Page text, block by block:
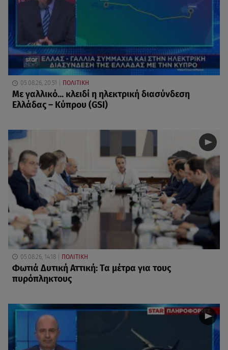
05.08.26, 20:51 ΠΟΛΙΤΙΚΗ
Με γαλλικό... κλειδί η ηλεκτρική διασύνδεση
Ελλάδας – Κύπρου (GSI)
05.08.26, 14:18 ΠΟΛΙΤΙΚΗ
Φωτιά Δυτική Αττική: Τα μέτρα για τους
πυρόπληκτους